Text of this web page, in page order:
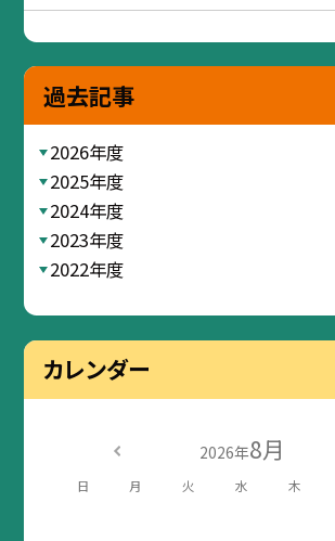
過去記事
2026年度
2025年度
2024年度
2023年度
2022年度
カレンダー
2026年8月
日 月 火 水 木